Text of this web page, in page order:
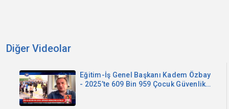
Diğer Videolar
Eğitim-İş Genel Başkanı Kadem Özbay
- 2025’te 609 Bin 959 Çocuk Güvenlik